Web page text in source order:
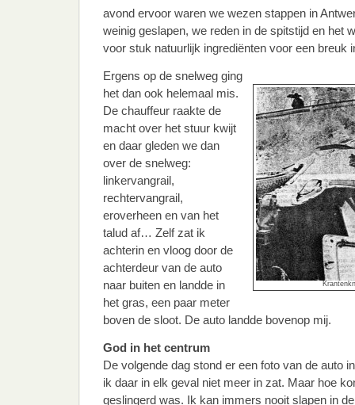
avond ervoor waren we wezen stappen in
weinig geslapen, we reden in de spitstijd en het
voor stuk natuurlijk ingrediënten voor een breuk
Ergens op de snelweg ging
het dan ook helemaal mis.
De chauffeur raakte de
macht over het stuur kwijt
en daar gleden we dan
over de snelweg:
linkervangrail,
rechtervangrail,
eroverheen en van het
talud af… Zelf zat ik
achterin en vloog door de
achterdeur van de auto
naar buiten en landde in
het gras, een paar meter
boven de sloot. De auto landde bovenop mij.
God in het centrum
De volgende dag stond er een foto van de auto
ik daar in elk geval niet meer in zat. Maar hoe
geslingerd was. Ik kan immers nooit slapen in